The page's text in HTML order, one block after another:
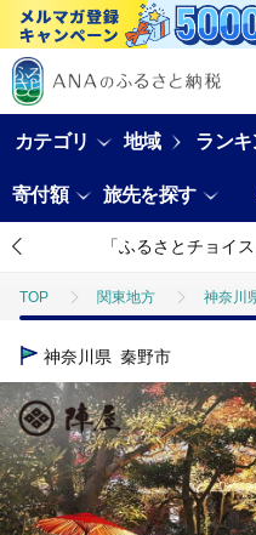
カテゴリ 地域 ランキ
寄付額 旅先を探す
「ふるさとチョイ
TOP 関東地方 神奈川
TOP
TOP 旅行・宿泊・体験
神奈川県 秦野市